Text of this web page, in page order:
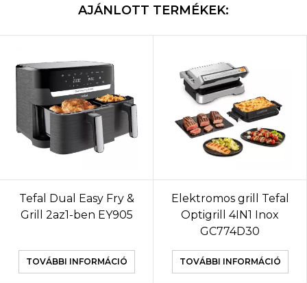
AJÁNLOTT TERMÉKEK:
Tefal Dual Easy Fry &
Grill 2az1-ben EY905
TOVÁBBI INFORMÁCIÓ
Elektromos grill Tefal
Optigrill 4IN1 Inox
GC774D30
TOVÁBBI INFORMÁCIÓ